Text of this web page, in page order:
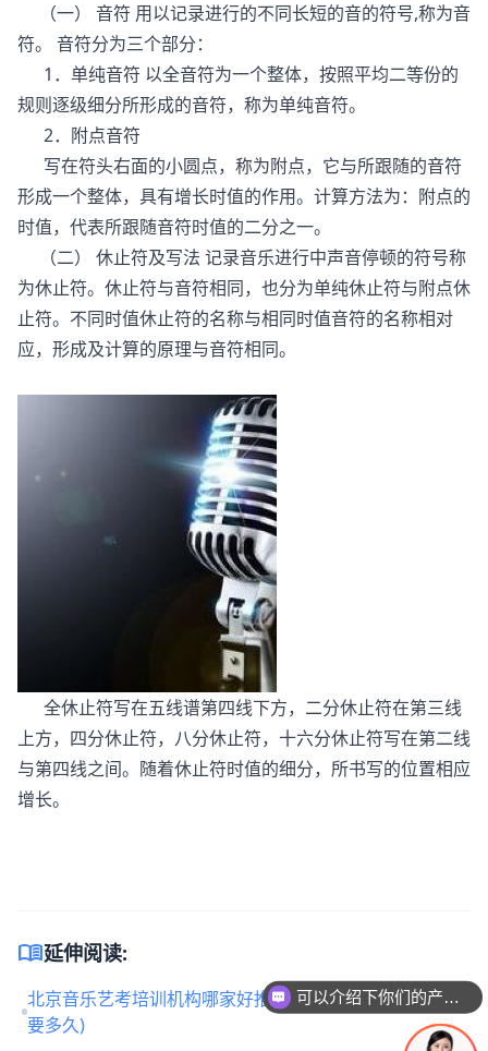
（一） 音符 用以记录进行的不同长短的音的符号,称为音
符。 音符分为三个部分：
1．单纯音符 以全音符为一个整体，按照平均二等份的
规则逐级细分所形成的音符，称为单纯音符。
2．附点音符
写在符头右面的小圆点，称为附点，它与所跟随的音符
形成一个整体，具有增长时值的作用。计算方法为：附点的
时值，代表所跟随音符时值的二分之一。
（二） 休止符及写法 记录音乐进行中声音停顿的符号称
为休止符。休止符与音符相同，也分为单纯休止符与附点休
止符。不同时值休止符的名称与相同时值音符的名称相对
应，形成及计算的原理与音符相同。
全休止符写在五线谱第四线下方，二分休止符在第三线
上方，四分休止符，八分休止符，十六分休止符写在第二线
与第四线之间。随着休止符时值的细分，所书写的位置相应
增长。
menu_book延伸阅读:
北京音乐艺考培训机构哪家好推荐(北京音乐艺考集训一般
要多久)
可以介绍下你们的产品么